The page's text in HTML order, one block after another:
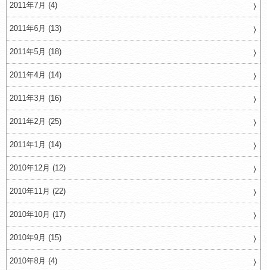
2011年7月 (4)
2011年6月 (13)
2011年5月 (18)
2011年4月 (14)
2011年3月 (16)
2011年2月 (25)
2011年1月 (14)
2010年12月 (12)
2010年11月 (22)
2010年10月 (17)
2010年9月 (15)
2010年8月 (4)